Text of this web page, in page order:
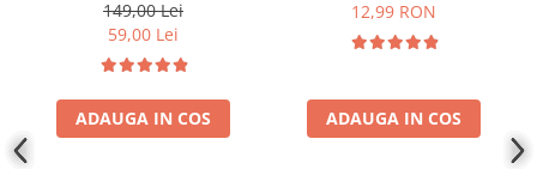
149,00 Lei
59,00 Lei
ADAUGA IN COS
12,99 RON
ADAUGA IN COS